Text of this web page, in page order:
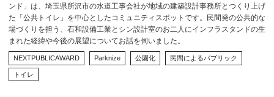
ンド」は、埼玉県所沢市の水道工事会社が地域の建築設計事務所とつくり上げ
た「公共トイレ」を中心としたコミュニティスポットです。民間発の公共的な
場づくりを担う、石和設備工業とシン設計室のお二人にインフラスタンドの生
まれた経緯や今後の展望についてお話を伺いました。
NEXTPUBLICAWARD Parknize 公園化 民間によるパブリック
トイレ